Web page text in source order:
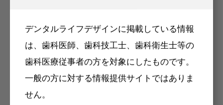
デンタルライフデザインに掲載している情報
は、歯科医師、歯科技工士、歯科衛生士等の
歯科医療従事者の方を対象にしたものです。
一般の方に対する情報提供サイトではありま
せん。Internet DOに掲載されている